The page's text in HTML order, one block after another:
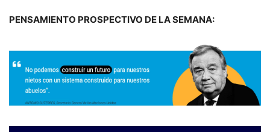
PENSAMIENTO PROSPECTIVO DE LA SEMANA: